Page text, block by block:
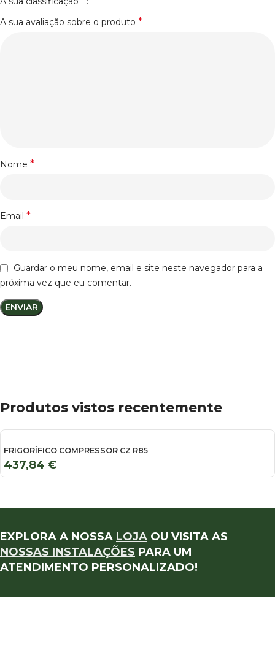
A sua avaliação sobre o produto *
Nome *
Email *
Guardar o meu nome, email e site neste navegador para a
próxima vez que eu comentar.
Produtos vistos recentemente
FRIGORÍFICO COMPRESSOR CZ R85
437,84 €
EXPLORA A NOSSA LOJA OU VISITA AS
NOSSAS INSTALAÇÕES PARA UM
ATENDIMENTO PERSONALIZADO!